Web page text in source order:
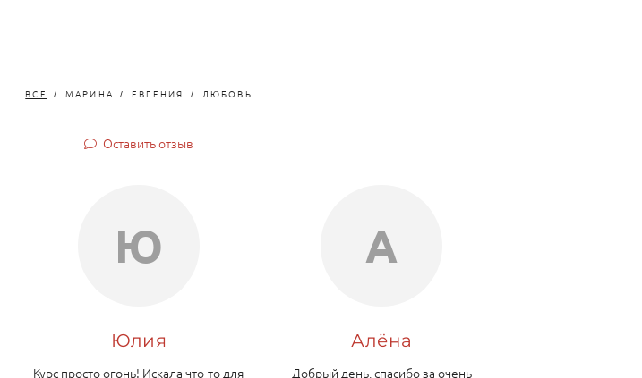
ВСЕ МАРИНА ЕВГЕНИЯ ЛЮБОВЬ
Оставить отзыв
Ю
Юлия
Курс просто огонь! Искала что-то для
А
Алёна
Добрый день, спасибо за очень